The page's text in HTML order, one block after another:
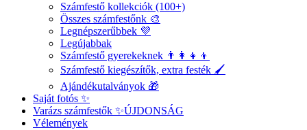
Számfestő kollekciók (100+)
Összes számfestőnk 🎨
Legnépszerűbbek 💜
Legújabbak
Számfestő gyerekeknek 👨‍👩‍👧‍👦
Számfestő kiegészítők, extra festék 🖌️
Ajándékutalványok 🎁
Saját fotós ✨
Varázs számfestők ✨ÚJDONSÁG
Vélemények